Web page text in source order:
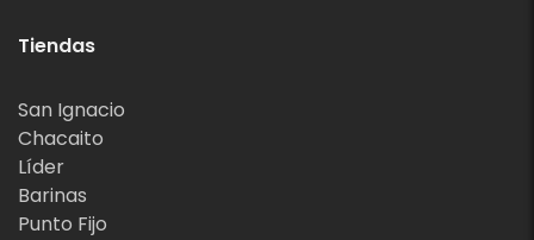
Tiendas
San Ignacio
Chacaito
Líder
Barinas
Punto Fijo